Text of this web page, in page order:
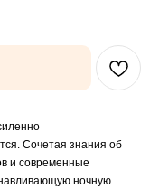
Сочетая знания об
и современные
ночную